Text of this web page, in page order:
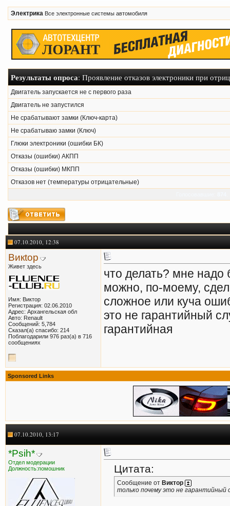
Электрика Все электронные системы автомобиля
Результаты опроса: Проявление отказов электроники при
Двигатель запускается не с первого раза
Двигатель не запустился
Не срабатывают замки (Ключ-карта)
Не срабатываю замки (Ключ)
Глюки электроники (ошибки БК)
Отказы (ошибки) АКПП
Отказы (ошибки) МКПП
Отказов нет (температуры отрицательные)
07.10.2010, 12:38
Викtор
Живет здесь
Имя: Виктор
Регистрация: 02.06.2010
Адрес: Архангельская обл
Авто: Renault
Сообщений: 5,784
Сказал(а) спасибо: 214
Поблагодарили 976 раз(а) в 716
сообщениях
что делать? мне надо
можно, по-моему,
сложное или куча
это не гарантийный
гарантийная
Sponsored Links
07.10.2010, 13:17
*Psih*
Отдел модерации
Должность:помошник
Цитата:
Сообщение от Виктор
только почему это не гарантийный